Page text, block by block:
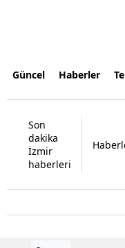
Güncel Haberler
Son
dakika
İzmir
haberleri